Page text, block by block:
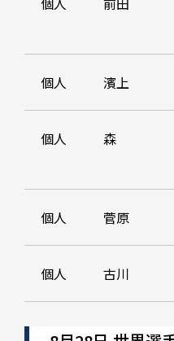
個人 濱上
個人 森
個人 菅原
個人 古川